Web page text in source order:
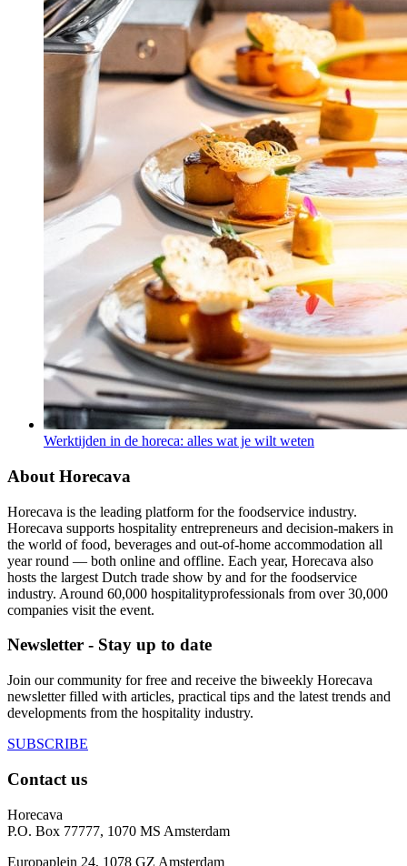
Werktijden in de horeca: alles wat je wilt weten
About Horecava
Horecava is the leading platform for the foodservice industry.
Horecava supports hospitality entrepreneurs and decision-makers in
the world of food, beverages and out-of-home accommodation all
year round — both online and offline. Each year, Horecava also
hosts the largest Dutch trade show by and for the foodservice
industry. Around 60,000 hospitalityprofessionals from over 30,000
companies visit the event.
Newsletter - Stay up to date
Join our community for free and receive the biweekly Horecava
newsletter filled with articles, practical tips and the latest trends and
developments from the hospitality industry.
SUBSCRIBE
Contact us
Horecava
P.O. Box 77777, 1070 MS Amsterdam
Europaplein 24, 1078 GZ Amsterdam